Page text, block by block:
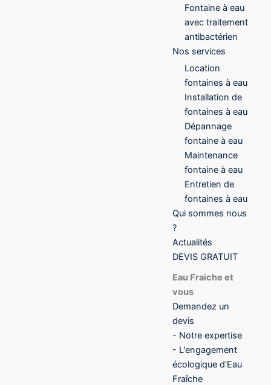
Fontaine à eau
avec traitement
antibactérien
Nos services
Location
fontaines à eau
Installation de
fontaines à eau
Dépannage
fontaine à eau
Maintenance
fontaine à eau
Entretien de
fontaines à eau
Qui sommes nous
?
Actualités
DEVIS GRATUIT
Eau Fraiche et
vous
Demandez un
devis
- Notre expertise
- L'engagement
écologique d'Eau
Fraîche